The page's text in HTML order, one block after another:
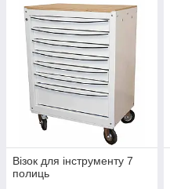
Візок для інструменту 7
полиць